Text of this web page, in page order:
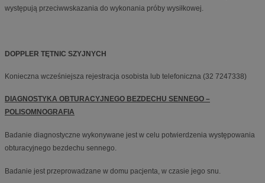
występują przeciwwskazania do wykonania próby wysiłkowej.
DOPPLER TĘTNIC SZYJNYCH
Konieczna wcześniejsza rejestracja osobista lub telefoniczna (32 7247338)
DIAGNOSTYKA OBTURACYJNEGO BEZDECHU SENNEGO –
POLISOMNOGRAFIA
Badanie diagnostyczne wykonywane jest w celu potwierdzenia występowania
obturacyjnego bezdechu sennego.
Badanie jest przeprowadzane w domu pacjenta, w czasie jego snu.